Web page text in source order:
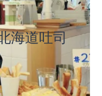
海道吐司